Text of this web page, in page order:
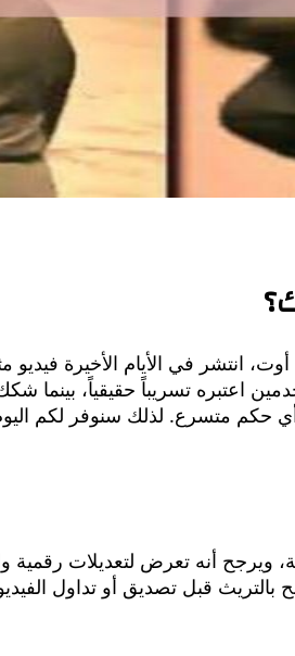
انتشر في الأيام الأخيرة
تسريباً حقيقياً، بينما
حكم متسرع. لذلك سنوفر لكم
أنه تعرض لتعديلات رقمية
قبل تصديق أو تداول